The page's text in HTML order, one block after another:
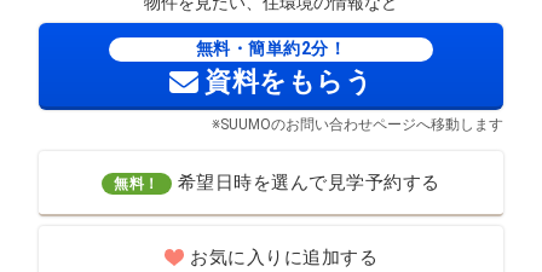
無料・簡単約2分！
資料をもらう
※SUUMOのお問い合わせページへ移動します
無料！ 希望日時を選んで見学予約する
お気に入りに追加する